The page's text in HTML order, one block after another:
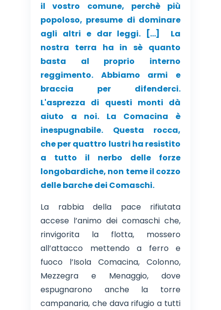
il vostro comune, perchè più
popoloso, presume di dominare
agli altri e dar leggi. […] La
nostra terra ha in sè quanto
basta al proprio interno
reggimento. Abbiamo armi e
braccia per difenderci.
L'asprezza di questi monti dà
aiuto a noi. La Comacina è
inespugnabile. Questa rocca,
che per quattro lustri ha resistito
a tutto il nerbo delle forze
longobardiche, non teme il cozzo
delle barche dei Comaschi.
La rabbia della pace rifiutata
accese l’animo dei comaschi che,
rinvigorita la flotta, mossero
all’attacco mettendo a ferro e
fuoco l’Isola Comacina, Colonno,
Mezzegra e Menaggio, dove
espugnarono anche la torre
campanaria, che dava rifugio a tutti